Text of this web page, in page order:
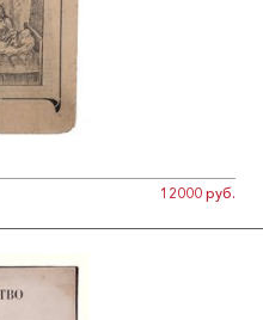
12000 руб.